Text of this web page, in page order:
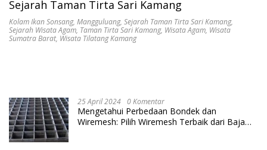
Sejarah Taman Tirta Sari Kamang
Kolam Ikan Sonsang, Mangguluang, Sejarah Taman Tirta Sari Kamang,
Sejarah Wisata Agam, Taman Tirta Sari Kamang, Wisata Agam, Wisata
Sumatra Barat, Wisata Tilatang Kamang
25 April 2024 0 Komentar
Mengetahui Perbedaan Bondek dan
Wiremesh: Pilih Wiremesh Terbaik dari Baja